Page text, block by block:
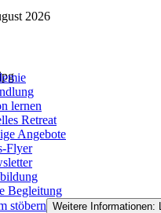
2026
lernen
Retreat
Angebote
Flyer
Begleitung
stöbern Weitere Informationen: